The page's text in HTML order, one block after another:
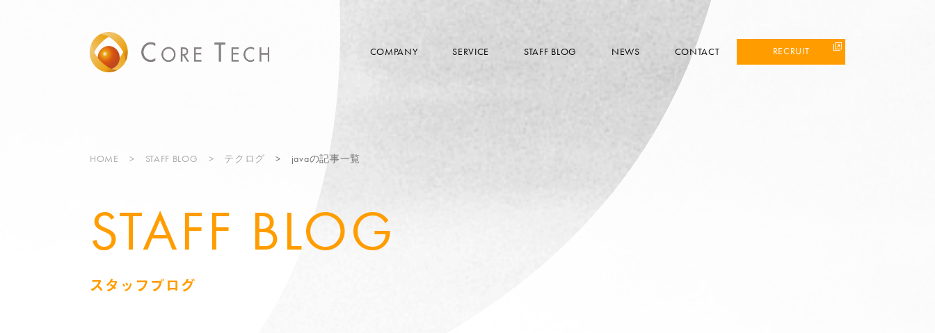
COMPANY SERVICE STAFF BLOG NEWS CONTACT RECRUIT
HOME STAFF BLOG テクログ javaの記事一覧
STAFF BLOG
スタッフブログ